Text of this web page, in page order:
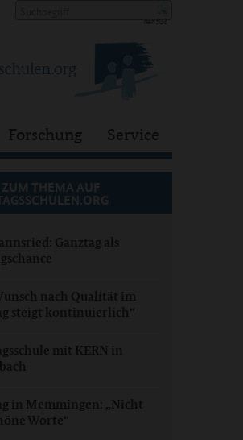
Forschung Service
THEMA AUF
Ganztag als
nach Qualität im
steigt kontinuierlich“
mit KERN in
in Memmingen: „Nicht
Worte“